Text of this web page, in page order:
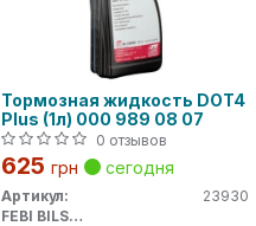
Тормозная жидкость DOT4
Plus (1л) 000 989 08 07
0 отзывов
625 грн сегодня
Артикул:
23930
FEBI BILSTEIN